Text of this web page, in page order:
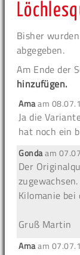
Bisher
abgegeben.
Am Ende der
hinzufügen.
Amaam
Ja die
hat noch ein
Gondaam
Der
Kilomanie bei
Gruß Martin
Amaam